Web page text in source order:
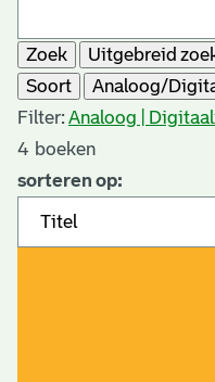
Zoek
Uitgebreid
Soort
Analoog/
Filter: Analoog | Digitaal
4 boeken
sorteren op: